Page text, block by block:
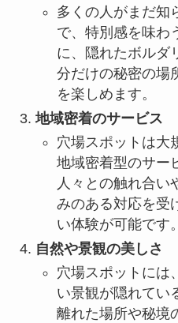
多くの人がまだ知
で、特別感を味わ
に、隠れたボルダ
分だけの秘密の場
を楽しめます。
地域密着のサービス
穴場スポットは大
地域密着型のサー
人々との触れ合い
みのある対応を受
い体験が可能です。
自然や景観の美しさ
穴場スポットには
い景観が隠れてい
離れた場所や秘境